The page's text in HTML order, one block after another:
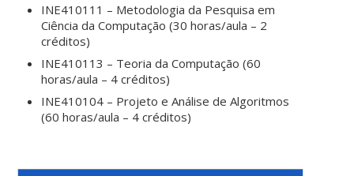
INE410111 – Metodologia da Pesquisa em
Ciência da Computação (30 horas/aula – 2
créditos)
INE410113 – Teoria da Computação (60
horas/aula – 4 créditos)
INE410104 – Projeto e Análise de Algoritmos
(60 horas/aula – 4 créditos)